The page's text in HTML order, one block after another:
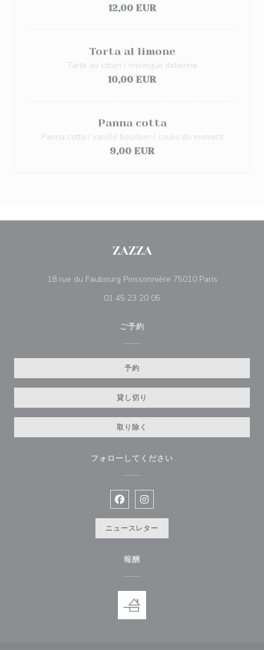
12,00 EUR
Torta al limone
Tarte au citron / meringue italienne
10,00 EUR
Panna cotta
Panna cotta / vanille bourbon / coulis du moment
9,00 EUR
ZAZZA
18 rue du Faubourg Poissonnière 75010 Paris((新しいウ
01 45 23 20 05
ご予約
予約
貸し切り
取り除く
フォローしてください
Facebook ((新しいウィンドウで
Instagram ((新しいウィンド
ニュースレター
報酬